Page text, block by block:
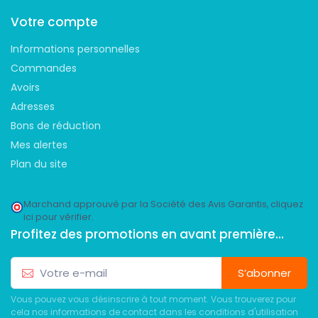
Votre compte
Informations personnelles
Commandes
Avoirs
Adresses
Bons de réduction
Mes alertes
Plan du site
Marchand approuvé par la Société des Avis Garantis, cliquez
ici pour vérifier.
Profitez des promotions en avant première...
S’abonner
Vous pouvez vous désinscrire à tout moment. Vous trouverez pour
cela nos informations de contact dans les conditions d'utilisation